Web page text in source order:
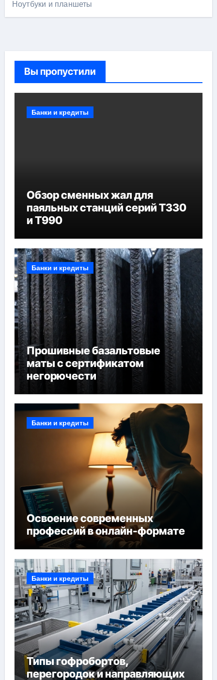
Ноутбуки и планшеты
Вы пропустили
Банки и кредиты
Обзор сменных жал для
паяльных станций серий T330
и T990
Банки и кредиты
Прошивные базальтовые
маты с сертификатом
негорючести
Банки и кредиты
Освоение современных
профессий в онлайн-формате
Банки и кредиты
Типы гофробортов,
перегородок и направляющих